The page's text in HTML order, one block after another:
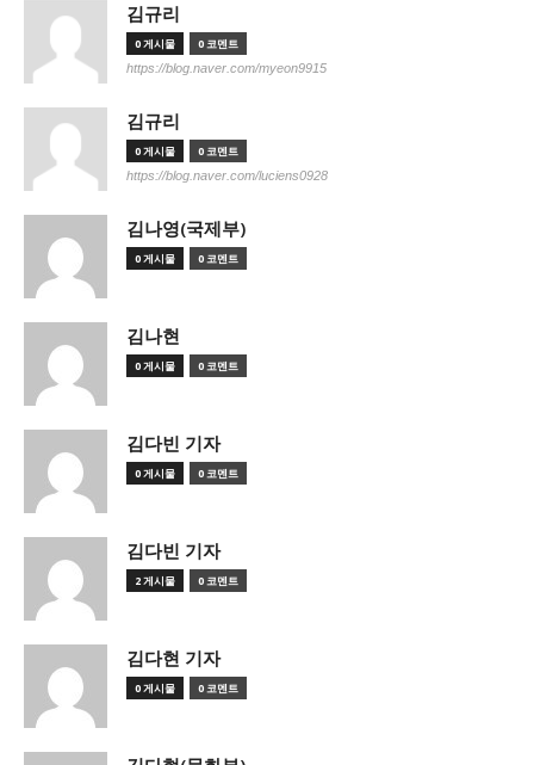
김규리
0 게시물 0 코멘트
https://blog.naver.com/myeon9915
김규리
0 게시물 0 코멘트
https://blog.naver.com/luciens0928
김나영(국제부)
0 게시물 0 코멘트
김나현
0 게시물 0 코멘트
김다빈 기자
0 게시물 0 코멘트
김다빈 기자
2 게시물 0 코멘트
김다현 기자
0 게시물 0 코멘트